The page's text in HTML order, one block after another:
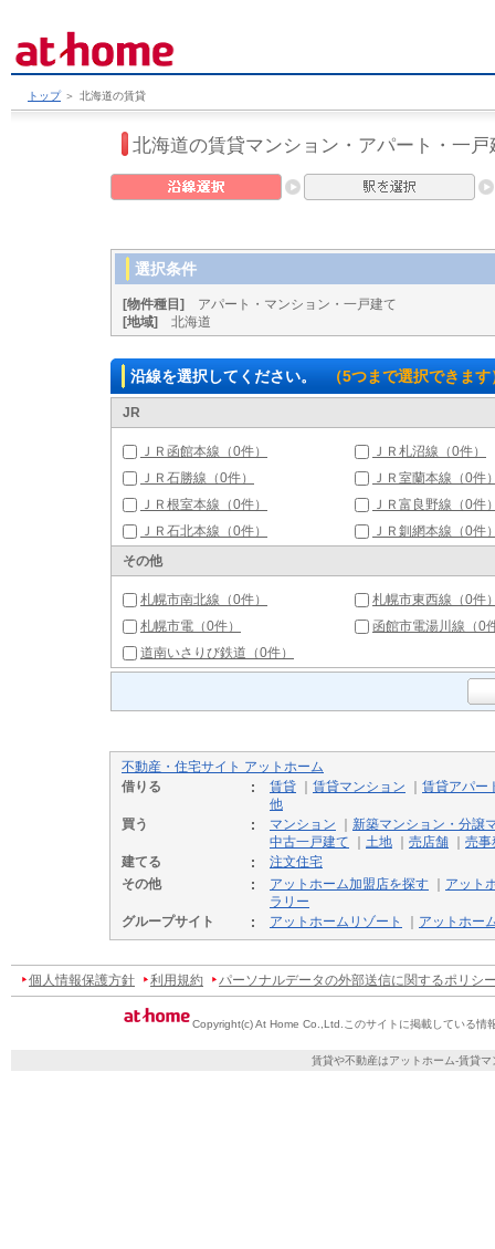
トップ ＞ 北海道の賃貸
北海道の賃貸マンション・アパート・一戸
選択条件
[物件種目]
アパート・マンション・一戸建て
[地域]
北海道
沿線を選択してください。 （5つまで選択できます
JR
ＪＲ函館本線（0件）
ＪＲ札沼線（0件）
ＪＲ石勝線（0件）
ＪＲ室蘭本線（0件
ＪＲ根室本線（0件）
ＪＲ富良野線（0件
ＪＲ石北本線（0件）
ＪＲ釧網本線（0件
その他
札幌市南北線（0件）
札幌市東西線（0件
札幌市電（0件）
函館市電湯川線（0
道南いさりび鉄道（0件）
不動産・住宅サイト アットホーム
借りる
賃貸 賃貸マンション
賃貸アパー
他
買う
マンション
新築マンション・分譲
中古一戸建て
土地 売店舗
売事
建てる
注文住宅
その他
アットホーム加盟店を探す
アット
ラリー
グループサイト
アットホームリゾート アットホー
個人情報保護方針 利用規約 パーソナルデータの外部送信に関するポリシ
Copyright(c) At Home Co.,Ltd. このサイトに掲載している情
賃貸や不動産はアットホーム-賃貸